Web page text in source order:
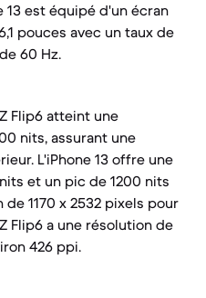
13 est équipé d'un écran
pouces avec un taux de
60 Hz.
Flip6 atteint une
nits, assurant une
L'iPhone 13 offre une
et un pic de 1200 nits
1170 x 2532 pixels pour
Flip6 a une résolution de
426 ppi.